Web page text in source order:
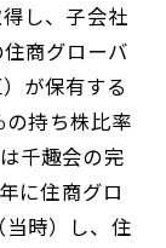
し、子会社
商グローバ
が保有する
持ち株比率
千趣会の完
に住商グロ
時）し、住